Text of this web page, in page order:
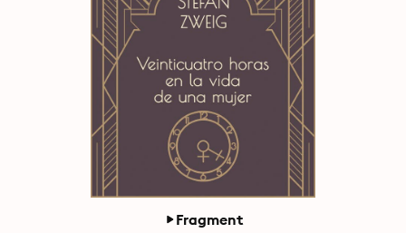
Fragment